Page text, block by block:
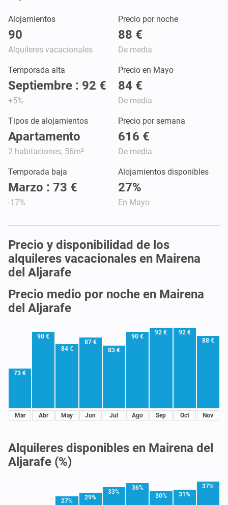
Alojamientos
90
Alquileres vacacionales
Precio por noche
88 €
De media
Temporada alta
Septiembre : 92 €
+5%
Precio en Mayo
84 €
De media
Tipos de alojamientos
Apartamento
2 habitaciones, 56m²
Precio por semana
616 €
De media
Temporada baja
Marzo : 73 €
-17%
Alojamientos disponibles
27%
En Mayo
Precio y disponibilidad de los
alquileres vacacionales en Mairena
del Aljarafe
Precio medio por noche en Mairena
del Aljarafe
73 €
Mar
90 €
Abr
84 €
May
87 €
Jun
83 €
Jul
90 €
Ago
92 €
Sep
92 €
Oct
88 €
Nov
Alquileres disponibles en Mairena del
Aljarafe (%)
27% 29%
33%
36%
30%
31%
37%